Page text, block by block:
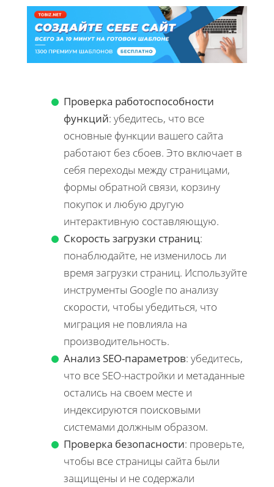
Проверка работоспособности
функций: убедитесь, что все
основные функции вашего сайта
работают без сбоев. Это включает в
себя переходы между страницами,
формы обратной связи, корзину
покупок и любую другую
интерактивную составляющую.
Скорость загрузки страниц:
понаблюдайте, не изменилось ли
время загрузки страниц. Используйте
инструменты Google по анализу
скорости, чтобы убедиться, что
миграция не повлияла на
производительность.
Анализ SEO-параметров: убедитесь,
что все SEO-настройки и метаданные
остались на своем месте и
индексируются поисковыми
системами должным образом.
Проверка безопасности: проверьте,
чтобы все страницы сайта были
защищены и не содержали